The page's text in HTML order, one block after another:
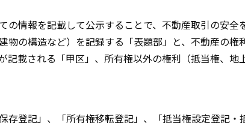
の情報を記載して公示することで、不動産取引の安
物の構造など）を記録する「表題部」と、不動産の
記載される「甲区」、所有権以外の権利（抵当権、
登記」、「所有権移転登記」、「抵当権設定登記・